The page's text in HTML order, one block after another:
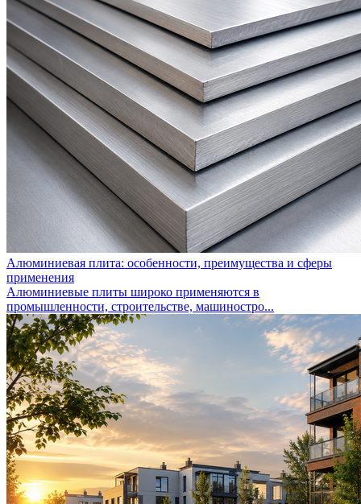
Алюминиевая плита: особенности, преимущества и сферы
применения
Алюминиевые плиты широко применяются в
промышленности, строительстве, машиностро...